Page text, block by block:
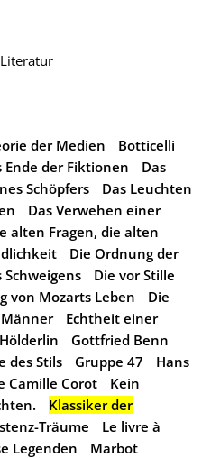
der Medien
Botticelli
Ende der Fiktionen
Das
Schöpfers
Das Leuchten
Das Verwehen einer
alten Fragen, die alten
Die Ordnung der
Schweigens
Die vor Stille
von Mozarts Leben
Die
Echtheit einer
Gottfried Benn
des Stils Gruppe 47
Hans
Camille Corot
Kein
Klassiker der
Träume
Le livre à
Legenden
Marbot